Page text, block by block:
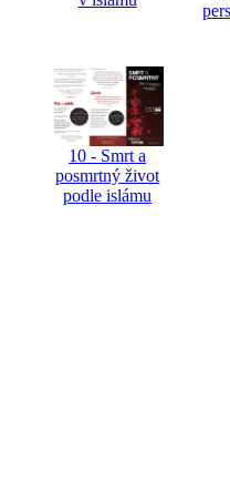
10 - Smrt a
posmrtný život
podle islámu